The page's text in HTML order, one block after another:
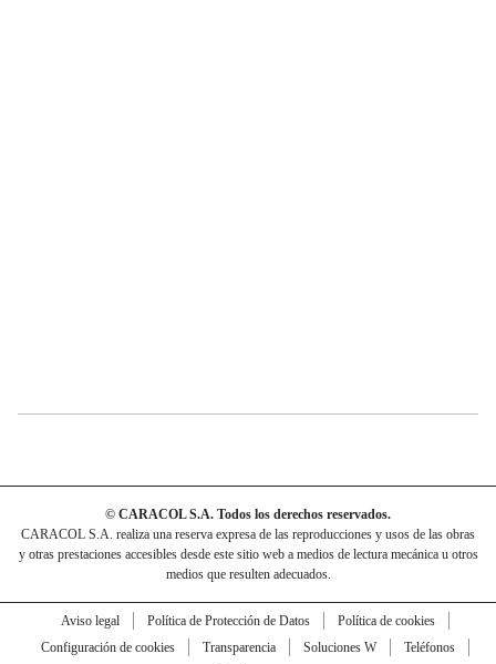
© CARACOL S.A. Todos los derechos reservados.
CARACOL S.A. realiza una reserva expresa de las reproducciones y usos de las obras
y otras prestaciones accesibles desde este sitio web a medios de lectura mecánica u otros
medios que resulten adecuados.
Aviso legal Política de Protección de Datos
Política de cookies
Configuración de cookies
Transparencia Soluciones W
Teléfonos